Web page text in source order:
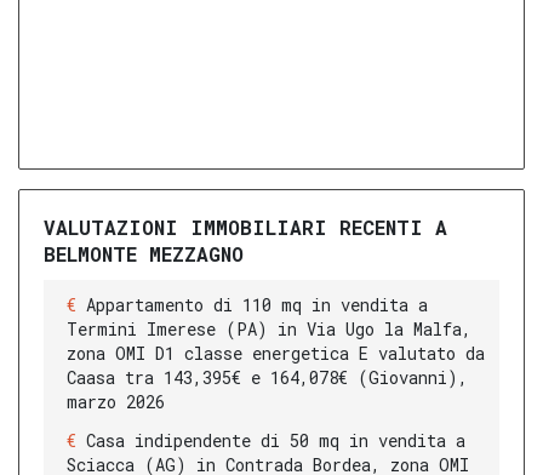
VALUTAZIONI IMMOBILIARI RECENTI A
BELMONTE MEZZAGNO
Appartamento di 110 mq in vendita a
Termini Imerese (PA) in Via Ugo la Malfa,
zona OMI D1 classe energetica E valutato da
Caasa tra 143,395€ e 164,078€ (Giovanni),
marzo 2026
Casa indipendente di 50 mq in vendita a
Sciacca (AG) in Contrada Bordea, zona OMI